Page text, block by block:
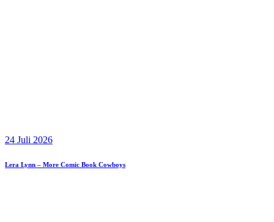
24 Juli 2026
Lera Lynn – More Comic Book Cowboys